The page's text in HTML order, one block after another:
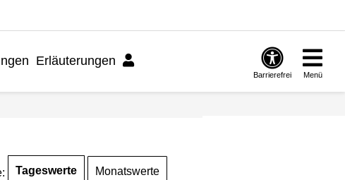
Erläuterungen
Barrierefrei Menü
Tageswerte Monatswerte